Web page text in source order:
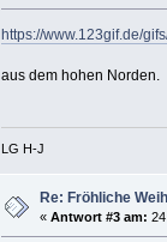
https://www.123gif.de/
aus dem hohen Norden.
LG H-J
Re: Fröhliche
«Antwort #3 am: